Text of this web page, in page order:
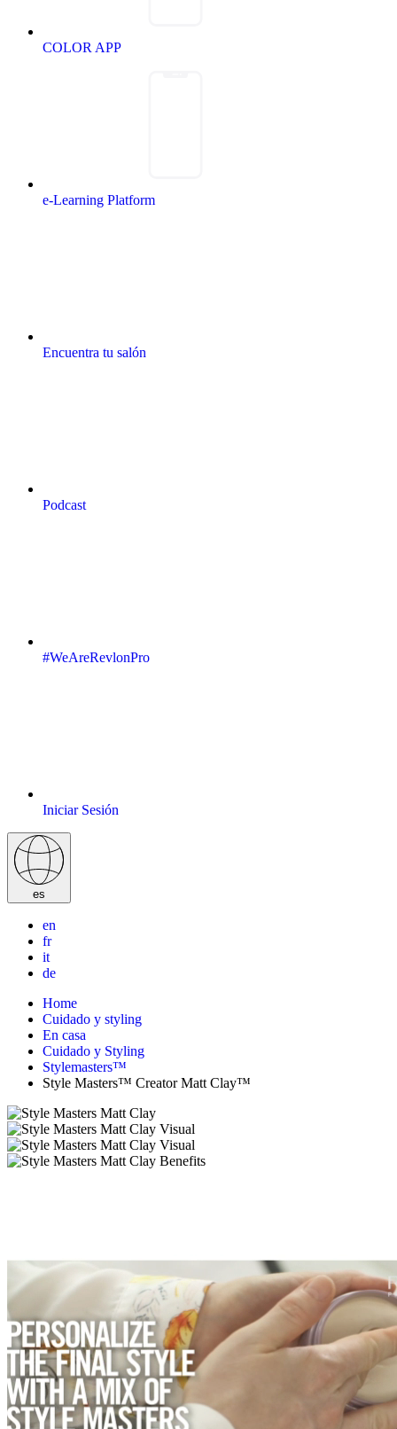
COLOR APP
e-Learning Platform
Encuentra tu salón
Podcast
#WeAreRevlonPro
Iniciar Sesión
es
en
fr
it
de
Home
Cuidado y styling
En casa
Cuidado y Styling
Stylemasters™
Style Masters™ Creator Matt Clay™